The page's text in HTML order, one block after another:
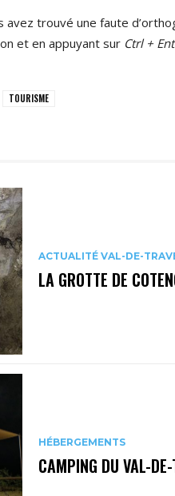
avez trouvé une faute
et en appuyant sur Ctrl +
TOURISME
ACTUALITÉ VAL-DE-
LA GROTTE DE
HÉBERGEMENTS
CAMPING DU VAL-